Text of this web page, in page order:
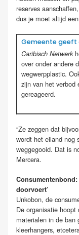
reserves
dus je moet altijd een
Gemeente
Caribisch Netwerk
over onder andere
wegwerpplastic.
zijn van het verbod
gereageerd.
“Ze zeggen dat
wordt het eiland nog
weggegooid. Dat is
Mercera.
doorvoert’
Unkobon, de
De organisatie hoopt
materialen in de ban
kleerhangers,